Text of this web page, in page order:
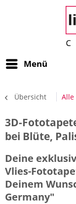
Menü
Übersicht Alle
3D-
bei Blüte,
Deine
Vlies-
Deinem
Germany"